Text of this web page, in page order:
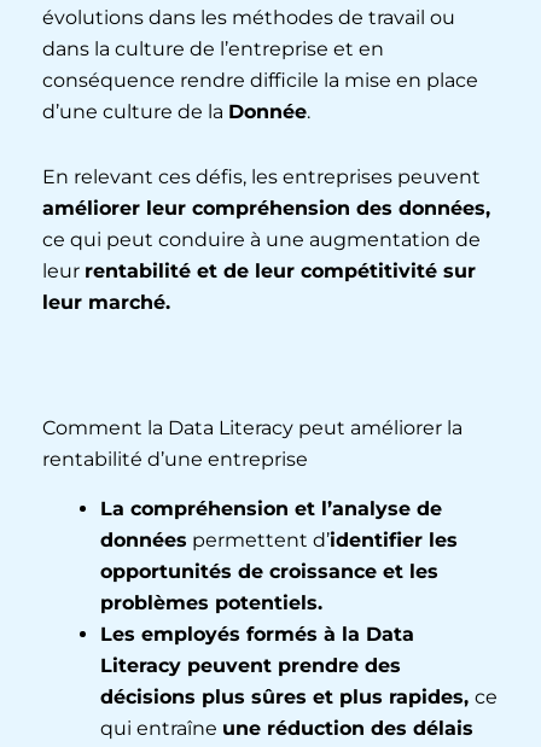
évolutions dans les méthodes de travail ou
dans la culture de l’entreprise et en
conséquence rendre difficile la mise en place
d’une culture de la Donnée.
En relevant ces défis, les entreprises peuvent
améliorer leur compréhension des données,
ce qui peut conduire à une augmentation de
leur rentabilité et de leur compétitivité sur
leur marché.
Comment la Data Literacy peut améliorer la
rentabilité d’une entreprise
La compréhension et l’analyse de
données permettent d’identifier les
opportunités de croissance et les
problèmes potentiels.
Les employés formés à la Data
Literacy peuvent prendre des
décisions plus sûres et plus rapides, ce
qui entraîne une réduction des délais